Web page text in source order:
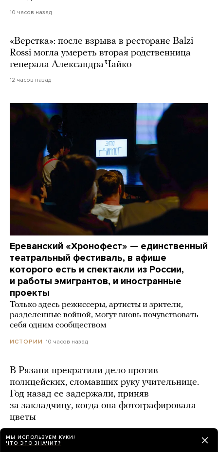
10 часов назад
«Верстка»: после взрыва в ресторане Balzi
Rossi могла умереть вторая родственница
генерала Александра Чайко
12 часов назад
Ереванский «Хронофест» — единственный
театральный фестиваль, в афише
которого есть и спектакли из России,
и работы эмигрантов, и иностранные
проекты
Только здесь режиссеры, артисты и зрители,
разделенные войной, могут вновь почувствовать
себя одним сообществом
ИСТОРИИ 10 часов назад
В Рязани прекратили дело против
полицейских, сломавших руку учительнице.
Год назад ее задержали, приняв
за закладчицу, когда она фотографировала
цветы
МЫ ИСПОЛЬЗУЕМ КУКИ!
ЧТО ЭТО ЗНАЧИТ?